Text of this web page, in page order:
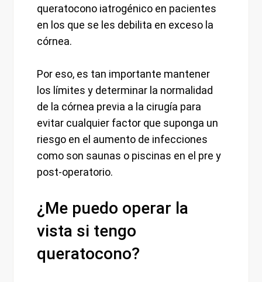
queratocono iatrogénico en pacientes
en los que se les debilita en exceso la
córnea.
Por eso, es tan importante mantener
los límites y determinar la normalidad
de la córnea previa a la cirugía para
evitar cualquier factor que suponga un
riesgo en el aumento de infecciones
como son saunas o piscinas en el pre y
post-operatorio.
¿Me puedo operar la
vista si tengo
queratocono?